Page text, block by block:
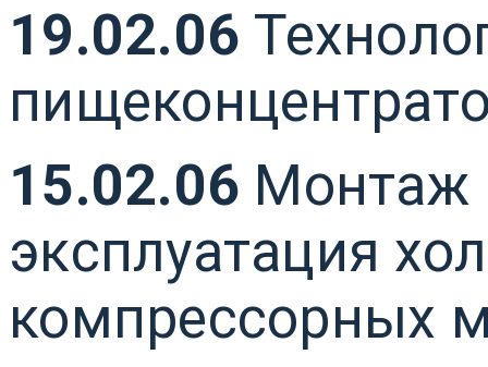
19.02.06
15.02.06 Монтаж
эксплуатация
компрессорных